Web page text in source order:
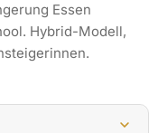
Essen
Hybrid-Modell,